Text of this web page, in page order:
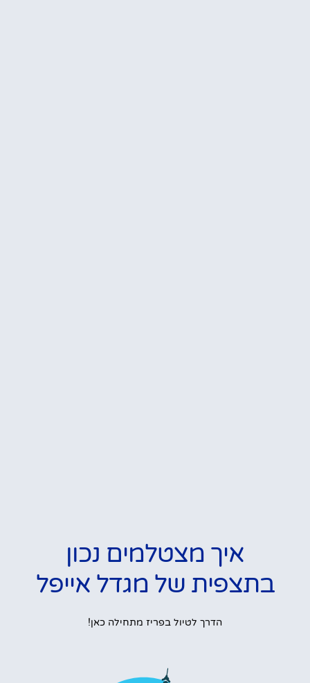
איך מצטלמים נכון
בתצפית של מגדל אייפל
הדרך לטיול בפריז מתחילה כאן!